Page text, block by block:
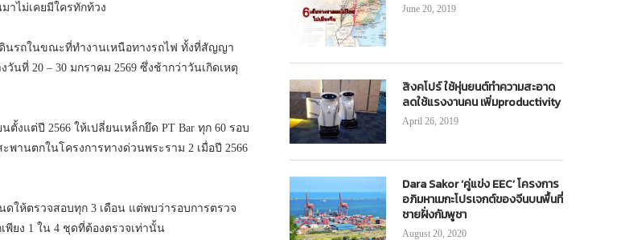
าไม่เคยมีใครทักท้วง
ดินรถในขณะที่ทำงานเหนือทางรถไฟ ทั้งที่สัญญา
นที่ 20 – 30 มกราคม 2569 ซึ่งช้ากว่าวันเกิดเหตุ
งแต่ปี 2566 ให้เปลี่ยนเหล็กยึด PT Bar ทุก 60 รอบ
พานตกในโครงการทางด่วนพระราม 2 เมื่อปี 2566
ให้ตรวจสอบทุก 3 เดือน แต่พบว่ารอบการตรวจ
ยง 1 ใน 4 ชุดที่ต้องตรวจเท่านั้น
June 20, 2019
สิงคโปร์ ใช้หุ่นยนต์ทำความสะอาด
ลดใช้แรงงานคน เพิ่มproductivity
April 26, 2019
Dara Sakor ‘คู่แข่ง EEC’ โครงการ
อภิมหาเมกะโปรเจกต์ของจีนบนพื้นที่
ชายฝั่งกัมพูชา
August 20, 2020